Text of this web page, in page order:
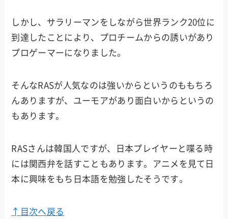
しかし、サラリーマンをしながら世界ランク20位に
到達したことにより、プロチームからの誘いがあり
プロゲーマーになりました。
そんなRASが人気なのは強いからというのももちろ
んありますが、ユーモアがあり面白いからというの
もあります。
RASさんは韓国人ですが、日本プレイヤーと喋る時
には関西弁を話すこともあります。アニメを見て日
本に興味をもち日本語を勉強したそうです。
↑目次へ戻る